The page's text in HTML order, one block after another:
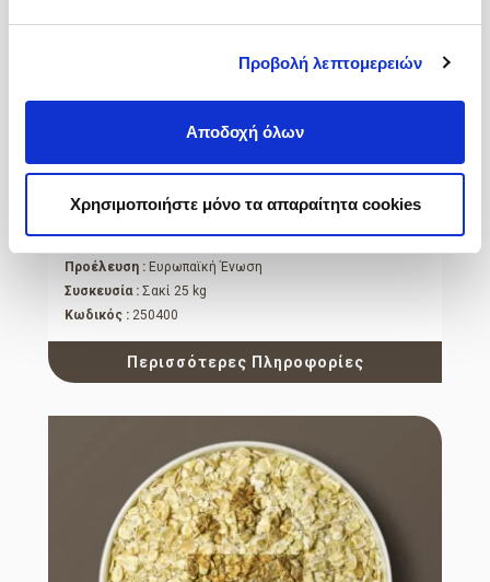
Προβολή λεπτομερειών
Αποδοχή όλων
Χρησιμοποιήστε μόνο τα απαραίτητα cookies
Νιφάδες Σίκαλης
Ολόκληρες
Προέλευση : Ευρωπαϊκή Ένωση
Συσκευσία : Σακί 25 kg
Κωδικός : 250400
Περισσότερες Πληροφορίες